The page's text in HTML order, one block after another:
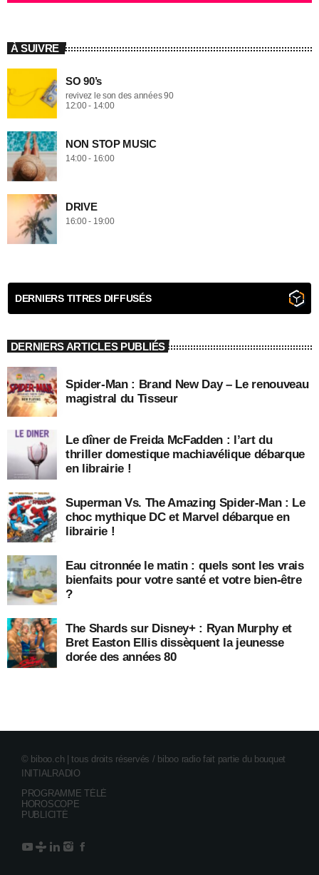
profitez de la musique et des vacances...
À SUIVRE
SO 90’s
revivez le son des années 90
12:00 - 14:00
NON STOP MUSIC
14:00 - 16:00
DRIVE
16:00 - 19:00
DERNIERS TITRES DIFFUSÉS
DERNIERS ARTICLES PUBLIÉS
Spider-Man : Brand New Day – Le renouveau
magistral du Tisseur
Le dîner de Freida McFadden : l’art du
thriller domestique machiavélique débarque
en librairie !
Superman Vs. The Amazing Spider-Man : Le
choc mythique DC et Marvel débarque en
librairie !
Eau citronnée le matin : quels sont les vrais
bienfaits pour votre santé et votre bien-être
?
The Shards sur Disney+ : Ryan Murphy et
Bret Easton Ellis dissèquent la jeunesse
dorée des années 80
© biboo.ch | tous droits réservés / biboo radio fait partie du bouquet
INITIALRADIO
PROGRAMME TÉLÉ
HOROSCOPE
PUBLICITÉ